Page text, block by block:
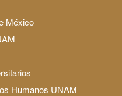
México
Humanos UNAM